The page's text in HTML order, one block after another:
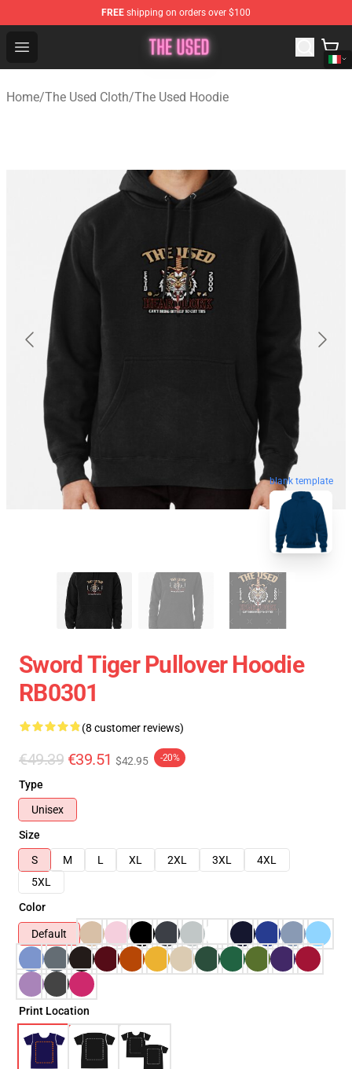
FREE shipping on orders over $100
Open menu
The Used Store - Official The Used Merchandise Shop
Home/The Used Cloth/The Used Hoodie
blank template
Sword Tiger Pullover Hoodie
RB0301
(8 customer reviews)
€49.39 €39.51 $42.95 -20%
Type
Unisex
Size
S
M L XL 2XL 3XL
4XL
5XL
Color
Default
Print Location